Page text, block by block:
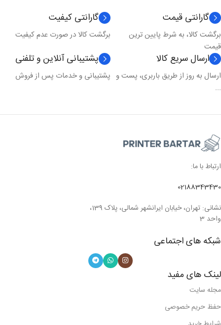
گارانتی قیمت
برگشت کالا، به شرط پایین ترین
قیمت
گارانتی کیفیت
برگشت کالا در صورت عدم کیفیت
ارسال سریع کالا
ارسال به روز از طریق باربری، پست و
...
پشتیبانی آنلاین و تلفنی
پشتیبانی و خدمات پس از فروش
ارتباط با ما:
02188343430
نشانی: تهران، خیابان ایرانشهر شمالی، پلاک 139،
واحد 3
شبکه های اجتماعی
لینک های مفید
مجله سایت
حفظ حریم خصوصی